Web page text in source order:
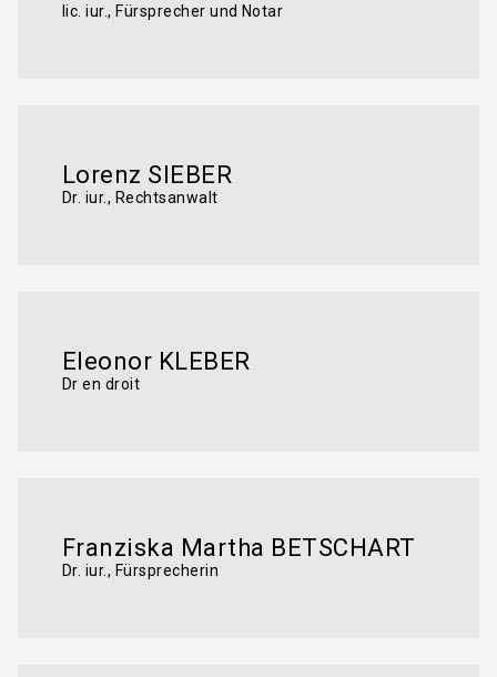
lic. iur., Fürsprecher und Notar
Lorenz SIEBER
Dr. iur., Rechtsanwalt
Eleonor KLEBER
Dr en droit
Franziska Martha BETSCHART
Dr. iur., Fürsprecherin